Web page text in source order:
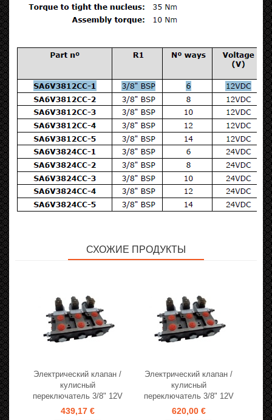
СХОЖИЕ ПРОДУКТЫ
Электрический клапан /
кулисный
переключатель 3/8" 12V
439,17 €
Электрический клапан /
кулисный
переключатель 3/8" 12V
620,00 €